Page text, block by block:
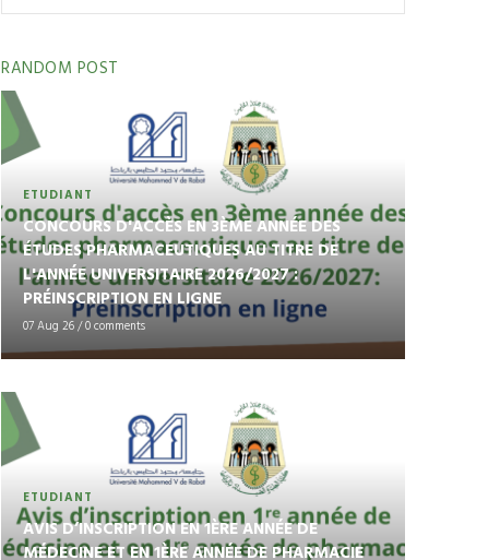
RANDOM POST
ETUDIANT
CONCOURS D'ACCÈS EN 3ÈME ANNÉE DES
ÉTUDES PHARMACEUTIQUES AU TITRE DE
L'ANNÉE UNIVERSITAIRE 2026/2027 :
PRÉINSCRIPTION EN LIGNE
07 Aug 26/0 comments
ETUDIANT
AVIS D’INSCRIPTION EN 1ÈRE ANNÉE DE
MÉDECINE ET EN 1ÈRE ANNÉE DE PHARMACIE